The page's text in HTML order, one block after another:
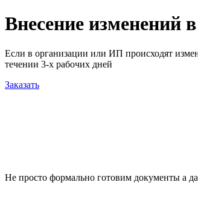
Внесение
Если в организации или ИП происходят
течении 3-х рабочих дней
Заказать
Не просто формально готовим документы а